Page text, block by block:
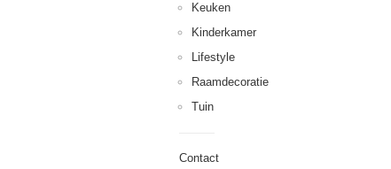
Keuken
Kinderkamer
Lifestyle
Raamdecoratie
Tuin
Contact